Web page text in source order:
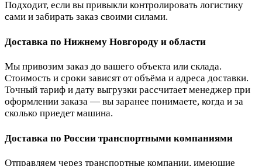
Подходит, если вы привыкли контролировать логистику
сами и забирать заказ своими силами.
Доставка по Нижнему Новгороду и области
Мы привозим заказ до вашего объекта или склада.
Стоимость и сроки зависят от объёма и адреса доставки.
Точный тариф и дату выгрузки рассчитает менеджер при
оформлении заказа — вы заранее понимаете, когда и за
сколько приедет машина.
Доставка по России транспортными компаниями
Отправляем через транспортные компании, имеющие